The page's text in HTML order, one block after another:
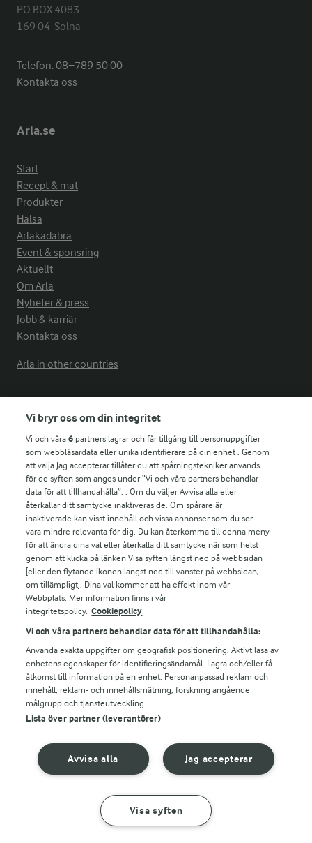
PO BOX 4083
169 04  Solna
Telefon:08−789 50 00
Kontakta oss
Arla.se
Start
Recept & mat
Produkter
Hälsa
Arlakadabra
Event & sponsring
Aktuellt
Om Arla
Nyheter & press
Jobb & karriär
Kontakta oss
Arla in other countries
Fler Arlasajter
För ägare
Arlas kundportal
Arla.com
Falbygdens Ost
Arla webbshop
Bildbank
Följ oss
© 2026 Arla Foods
Integritetspolicy
Vi bryr oss om din integritet
Vi och våra6 partners lagrar och får tillgång till personuppgifter
som webbläsardata eller unika identifierare på din enhet . Genom
att välja Jag accepterar tillåter du att spårningstekniker används
för de syften som anges under ”Vi och våra partners behandlar
data för att tillhandahålla”. . Om du väljer Avvisa alla eller
återkallar ditt samtycke inaktiveras de. Om spårare är
inaktiverade kan visst innehåll och vissa annonser som du ser
vara mindre relevanta för dig. Du kan återkomma till denna meny
för att ändra dina val eller återkalla ditt samtycke när som helst
genom att klicka på länken Visa syften längst ned på webbsidan
[eller den flytande ikonen längst ned till vänster på webbsidan,
om tillämpligt]. Dina val kommer att ha effekt inom vår
Webbplats. Mer information finns i vår
integritetspolicy. Cookiepolicy
Vi och våra partners behandlar data för att tillhandahålla:
Använda exakta uppgifter om geografisk positionering. Aktivt läsa av
enhetens egenskaper för identifieringsändamål. Lagra och/eller få
åtkomst till information på en enhet. Personanpassad reklam och
innehåll, reklam- och innehållsmätning, forskning angående
målgrupp och tjänsteutveckling.
Lista över partner (leverantörer)
Jag accepterar
Avvisa alla
Visa syften